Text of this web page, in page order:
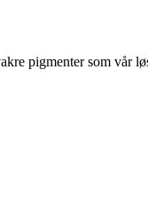
pigmenter som